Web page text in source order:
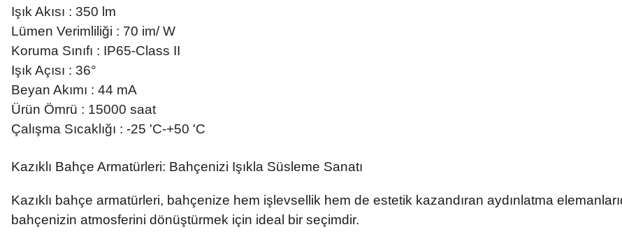
Işık Akısı : 350 lm
Lümen Verimliliği : 70 im/ W
Koruma Sınıfı : IP65-Class II
Işık Açısı : 36°
Beyan Akımı : 44 mA
Ürün Ömrü : 15000 saat
Çalışma Sıcaklığı : -25 'C-+50 'C
Kazıklı Bahçe Armatürleri: Bahçenizi Işıkla Süsleme Sanatı
Kazıklı bahçe armatürleri, bahçenize hem işlevsellik hem de estetik kazandıran aydınlatma
bahçenizin atmosferini dönüştürmek için ideal bir seçimdir.